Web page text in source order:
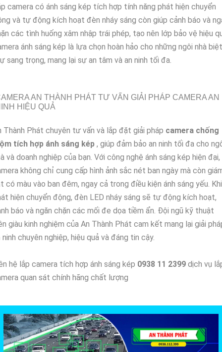
camera có ánh sáng kép tích hợp tính năng phát hiện chuyển
và tự động kích hoạt đèn nháy sáng còn giúp cảnh báo và
các tình huống xâm nhập trái phép, tạo nên lớp bảo vệ hiệu
ánh sáng kép là lựa chọn hoàn hảo cho những ngôi nhà biệt
sang trọng, mang lại sự an tâm và an ninh tối đa.
AN THÀNH PHÁT TƯ VẤN GIẢI PHÁP CAMERA AN
HIỆU QUẢ
Thành Phát chuyên tư vấn và lắp đặt giải pháp camera chống
tích hợp ánh sáng kép , giúp đảm bảo an ninh tối đa cho
và doanh nghiệp của bạn. Với công nghệ ánh sáng kép hiện đại,
không chỉ cung cấp hình ảnh sắc nét ban ngày mà còn
có màu vào ban đêm, ngay cả trong điều kiện ánh sáng yếu. Khi
hiện chuyển động, đèn LED nháy sáng sẽ tự động kích hoạt,
báo và ngăn chặn các mối đe dọa tiềm ẩn. Đội ngũ kỹ thuật
giàu kinh nghiệm của An Thành Phát cam kết mang lại giải
ninh chuyên nghiệp, hiệu quả và đáng tin cậy.
hệ lắp camera tích hợp ánh sáng kép 0938 11 2399 dịch vụ
quan sát chính hãng chất lượng